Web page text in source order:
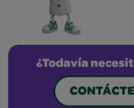
¿Todavía